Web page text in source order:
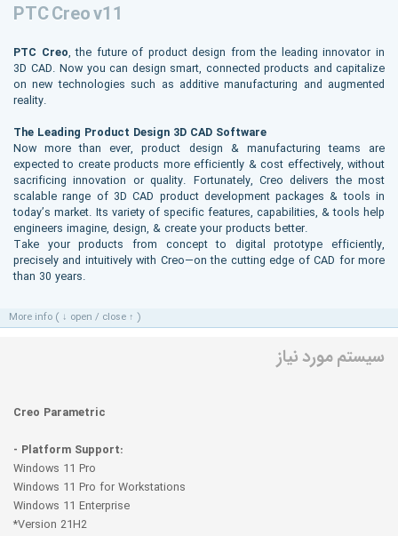
PTC Creo v11
PTC Creo, the future of product design from the leading innovator in
3D CAD. Now you can design smart, connected products and capitalize
on new technologies such as additive manufacturing and augmented
reality.
The Leading Product Design 3D CAD Software
Now more than ever, product design & manufacturing teams are
expected to create products more efficiently & cost effectively, without
sacrificing innovation or quality. Fortunately, Creo delivers the most
scalable range of 3D CAD product development packages & tools in
today’s market. Its variety of specific features, capabilities, & tools help
engineers imagine, design, & create your products better.
Take your products from concept to digital prototype efficiently,
precisely and intuitively with Creo—on the cutting edge of CAD for more
than 30 years.
More info ( ↓ open / close ↑ )
سیستم مورد نیاز
Creo Parametric
- Platform Support:
Windows 11 Pro
Windows 11 Pro for Workstations
Windows 11 Enterprise
*Version 21H2